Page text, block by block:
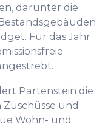
darunter die
Für das Jahr
Partenstein die
und
Wohn- und